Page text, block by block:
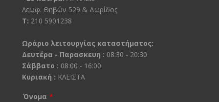
Λεωφ. Θηβών 529 & Δωρίδος
Τ: 210 5901238
Ωράριο λειτουργίας καταστήματος:
Δευτέρα - Παρασκευη : 08:30 - 20:30
Σάββατο : 08:00 - 16:00
Κυριακή : ΚΛΕΙΣΤΑ
Όνομα *